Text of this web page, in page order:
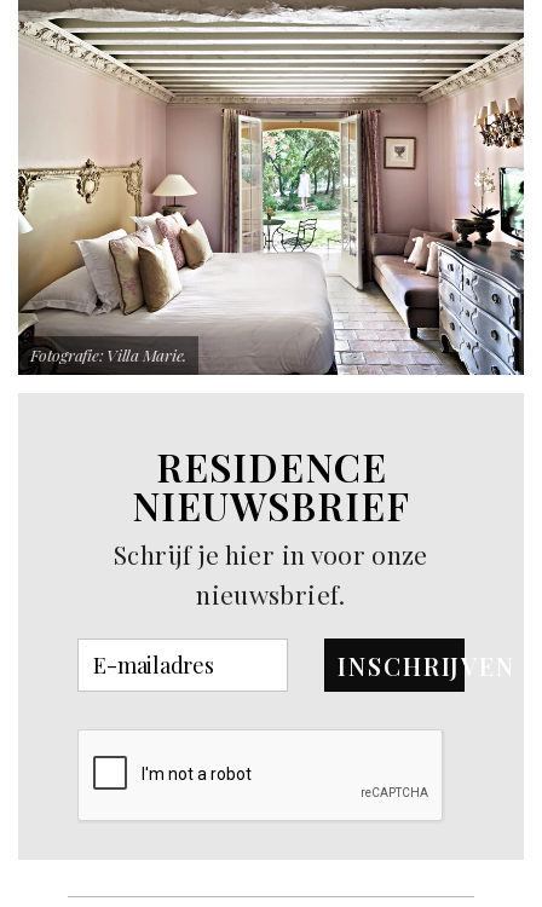
Fotografie: Villa Marie.
RESIDENCE
NIEUWSBRIEF
Schrijf je hier in voor onze
nieuwsbrief.
INSCHRIJVEN